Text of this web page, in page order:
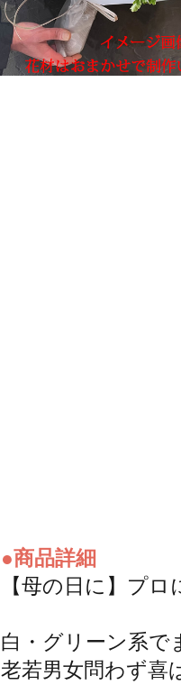
●商品詳細
【母の日に】プ
白・グリーン系で
老若男女問わず喜